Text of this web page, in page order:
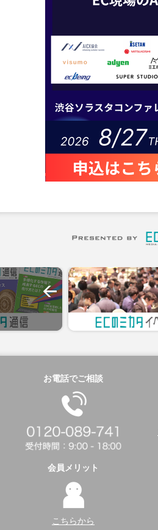
お電話でご相談
会員メリット
こちらから